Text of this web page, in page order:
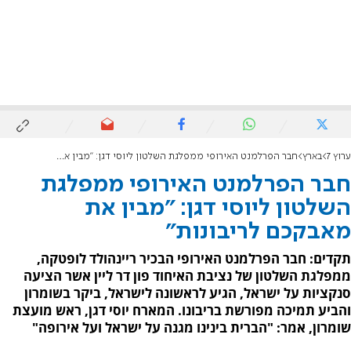
ערוץ 7 בארץ חבר הפרלמנט האירופי ממפלגת השלטון ליוסי דגן: "מבין את מאבקכם לריבונות"
חבר הפרלמנט האירופי ממפלגת
השלטון ליוסי דגן: "מבין את
מאבקכם לריבונות"
תקדים: חבר הפרלמנט האירופי הבכיר ריינהולד לופטקה,
ממפלגת השלטון של נציבת האיחוד פון דר ליין אשר הציעה
סנקציות על ישראל, הגיע לראשונה לישראל, ביקר בשומרון
והביע תמיכה מפורשת בריבונו. המארח יוסי דגן, ראש מועצת
שומרון, אמר: "הברית בינינו מגנה על ישראל ועל אירופה"